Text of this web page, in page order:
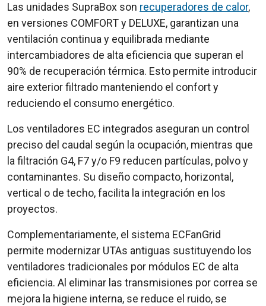
Las unidades SupraBox son recuperadores de calor,
en versiones COMFORT y DELUXE, garantizan una
ventilación continua y equilibrada mediante
intercambiadores de alta eficiencia que superan el
90% de recuperación térmica. Esto permite introducir
aire exterior filtrado manteniendo el confort y
reduciendo el consumo energético.
Los ventiladores EC integrados aseguran un control
preciso del caudal según la ocupación, mientras que
la filtración G4, F7 y/o F9 reducen partículas, polvo y
contaminantes. Su diseño compacto, horizontal,
vertical o de techo, facilita la integración en los
proyectos.
Complementariamente, el sistema ECFanGrid
permite modernizar UTAs antiguas sustituyendo los
ventiladores tradicionales por módulos EC de alta
eficiencia. Al eliminar las transmisiones por correa se
mejora la higiene interna, se reduce el ruido, se